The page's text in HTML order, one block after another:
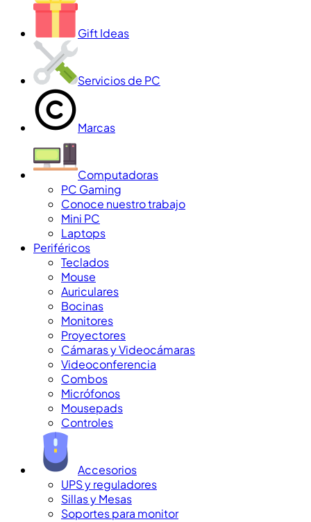
Gift Ideas
Servicios de PC
Marcas
Computadoras
PC Gaming
Conoce nuestro trabajo
Mini PC
Laptops
Periféricos
Teclados
Mouse
Auriculares
Bocinas
Monitores
Proyectores
Cámaras y Videocámaras
Videoconferencia
Combos
Micrófonos
Mousepads
Controles
Accesorios
UPS y reguladores
Sillas y Mesas
Soportes para monitor